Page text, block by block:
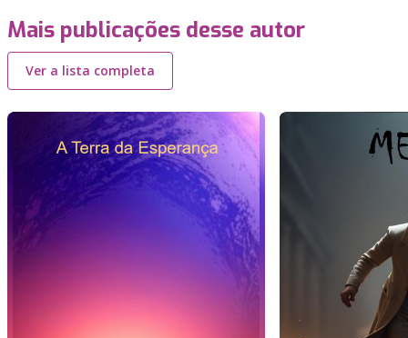
Mais publicações desse autor
Ver a lista completa